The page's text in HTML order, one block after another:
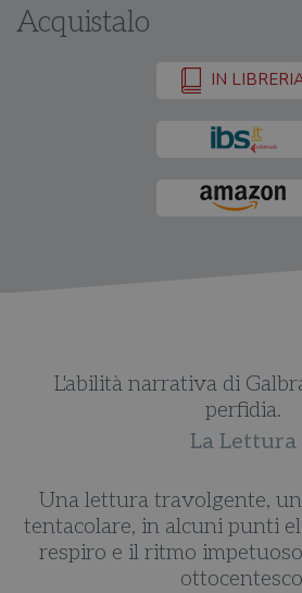
Acquistalo
IN
L'abilità narrativa di
perfidia.
La Lettura
Una lettura travolgente,
tentacolare, in alcuni punti
respiro e il ritmo